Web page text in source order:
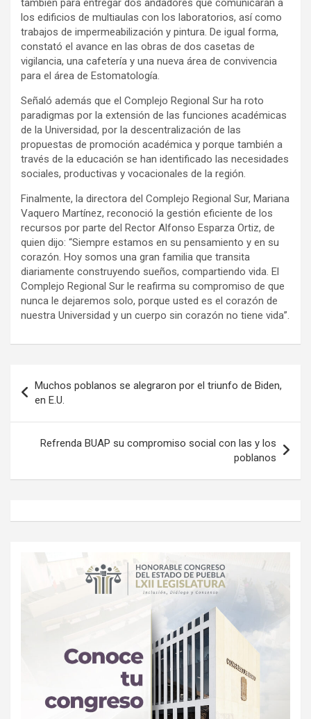
también para entregar dos andadores que comunicarán a
los edificios de multiaulas con los laboratorios, así como
trabajos de impermeabilización y pintura. De igual forma,
constató el avance en las obras de dos casetas de
vigilancia, una cafetería y una nueva área de convivencia
para el área de Estomatología.
Señaló además que el Complejo Regional Sur ha roto
paradigmas por la extensión de las funciones académicas
de la Universidad, por la descentralización de las
propuestas de promoción académica y porque también a
través de la educación se han identificado las necesidades
sociales, productivas y vocacionales de la región.
Finalmente, la directora del Complejo Regional Sur, Mariana
Vaquero Martínez, reconoció la gestión eficiente de los
recursos por parte del Rector Alfonso Esparza Ortiz, de
quien dijo: “Siempre estamos en su pensamiento y en su
corazón. Hoy somos una gran familia que transita
diariamente construyendo sueños, compartiendo vida. El
Complejo Regional Sur le reafirma su compromiso de que
nunca le dejaremos solo, porque usted es el corazón de
nuestra Universidad y un cuerpo sin corazón no tiene vida”.
de
entradas
Muchos poblanos se alegraron por el triunfo de Biden,
en E.U.
Refrenda BUAP su compromiso social con las y los
poblanos